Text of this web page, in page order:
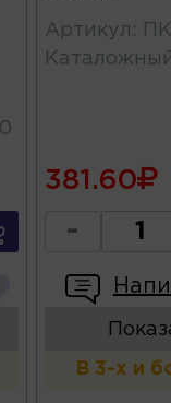
Артикул :
381.60
-
В 3-х и